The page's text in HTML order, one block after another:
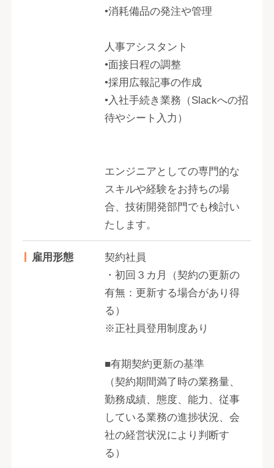
•消耗備品の発注や管理
人事アシスタント
•面接日程の調整
•採用広報記事の作成
•入社手続き業務（Slackへの招
待やシート入力）
エンジニアとしての専門的な
スキルや経験をお持ちの場
合、技術開発部門でも検討い
たします。
雇用形態
契約社員
・初回３カ月（契約の更新の
有無：更新する場合があり得
る）
※正社員登用制度あり
■有期契約更新の基準
（契約期間満了時の業務量、
勤務成績、態度、能力、従事
している業務の進捗状況、会
社の経営状況により判断す
る）